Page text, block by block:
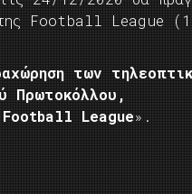
Football League
των
Πρωτοκόλλου,
Football League».